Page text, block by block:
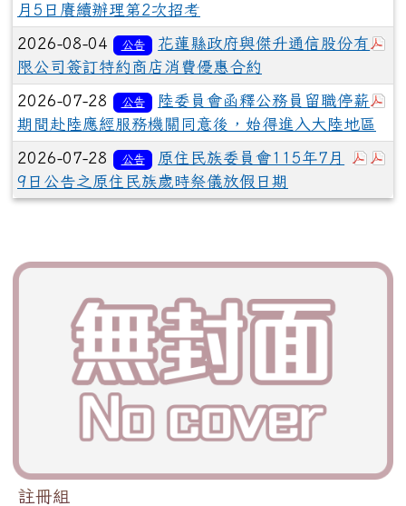
月5日賡續辦理第2次招考
2026-08-04 公告
花蓮縣政府與傑升通信股份有
限公司簽訂特約商店消費優惠合約
2026-07-28 公告
陸委員會函釋公務員留職停薪
期間赴陸應經服務機關同意後，始得進入大陸地區
於
2026-07-28 公告
原住民族委員會115年7月
9日公告之原住民族歲時祭儀放假日期
註冊組